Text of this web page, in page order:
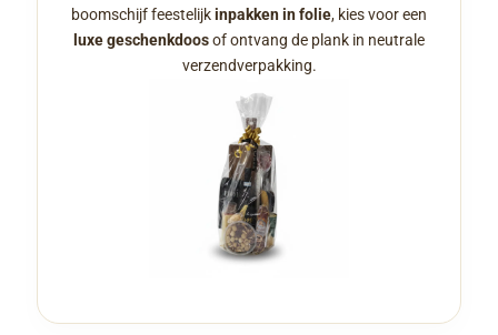
boomschijf feestelijkinpakken in folie, kies voor een
luxe geschenkdoosof ontvang de plank in neutrale
verzendverpakking.